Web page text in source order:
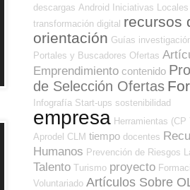
descargas Android Iniciativas Locales
transformación digital recursos
orientación Guías
Portales y Buscadores Ofertas
Emprendimiento contenido
de Selección Ofertas
Infografía Start-ups sostenibilidad
empresa Herramientas (CP
Aprodel CLM tiempo docentes
Humanos Prevención de Riesgos
Talento Turismo proyecto
Voluntariado Artículos Sobre